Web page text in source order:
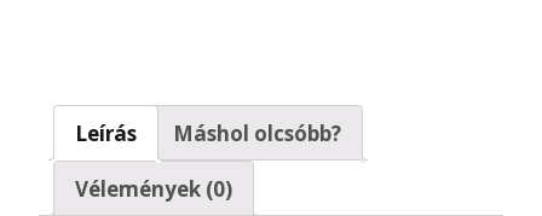
Leírás
Máshol olcsóbb?
Vélemények (0)